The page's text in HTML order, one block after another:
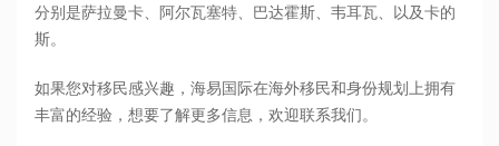
分别是萨拉曼卡、阿尔瓦塞特、巴达霍斯、韦耳瓦、以及卡的
斯。
如果您对移民感兴趣，海易国际在海外移民和身份规划上拥有
丰富的经验，想要了解更多信息，欢迎联系我们。